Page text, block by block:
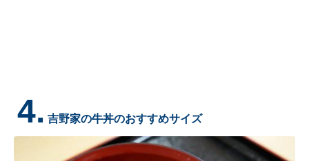
4. 吉野家の牛丼のおすすめサイズ